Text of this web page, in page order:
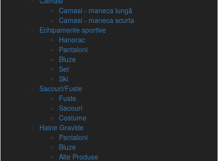
Camasi - maneca lungă
Camasi - maneca scurta
Echipamente sportive
Hanorac
Pantaloni
Bluze
Set
Ski
Sacouri/Fuste
Fuste
Sacouri
Costume
Haine Gravide
Pantaloni
Bluze
Alte Produse